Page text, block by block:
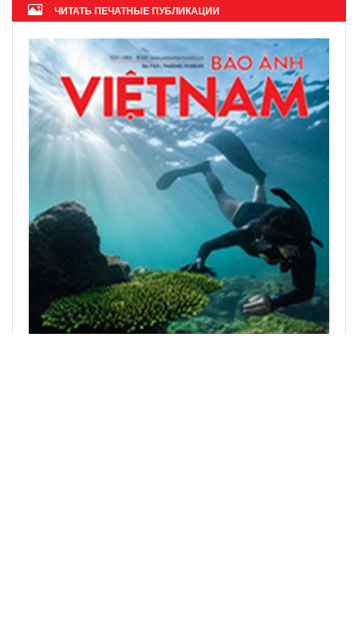
ЧИТАТЬ ПЕЧАТНЫЕ ПУБЛИКАЦИИ